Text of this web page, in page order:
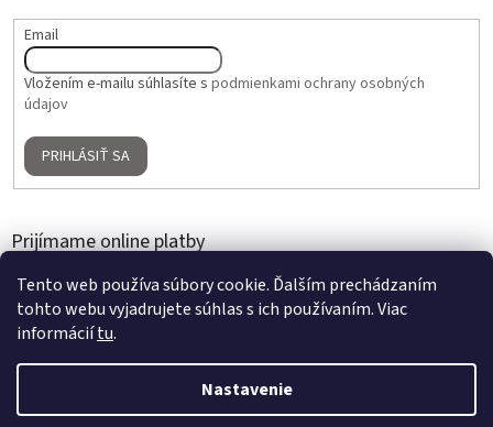
Tento web používa súbory cookie. Ďalším prechádzaním
tohto webu vyjadrujete súhlas s ich používaním. Viac
informáciítu.
Nastavenie
Email
Vložením e-mailu súhlasíte s podmienkami ochrany osobných
údajov
PRIHLÁSIŤ SA
Prijímame online platby
Vytvoril Shoptet